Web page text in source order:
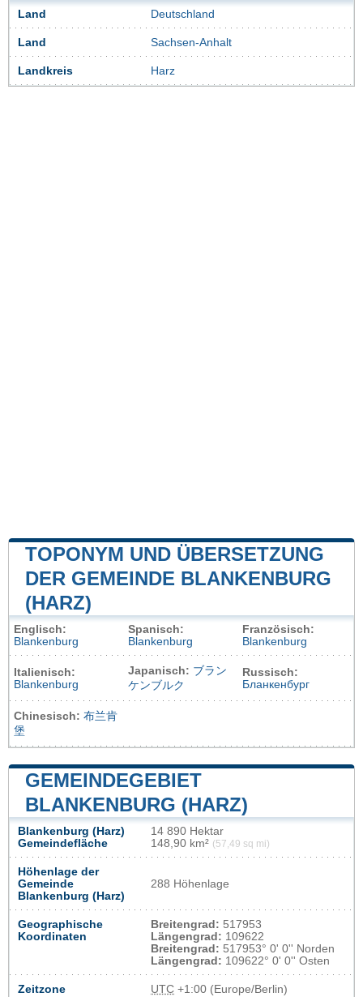
Land Deutschland
Land Sachsen-Anhalt
Landkreis Harz
TOPONYM UND ÜBERSETZUNG
DER GEMEINDE BLANKENBURG
(HARZ)
Englisch:
Blankenburg
Spanisch:
Blankenburg
Französisch:
Blankenburg
Italienisch:
Blankenburg
Japanisch: ブラン
ケンブルク
Russisch:
Бланкенбург
Chinesisch: 布兰肯
堡
GEMEINDEGEBIET
BLANKENBURG (HARZ)
Blankenburg (Harz)
Gemeindefläche
14 890 Hektar
148,90 km² (57,49 sq mi)
Höhenlage der
Gemeinde
Blankenburg (Harz)
288 Höhenlage
Geographische
Koordinaten
Breitengrad: 517953
Längengrad: 109622
Breitengrad: 517953° 0' 0'' Norden
Längengrad: 109622° 0' 0'' Osten
Zeitzone UTC +1:00 (Europe/Berlin)